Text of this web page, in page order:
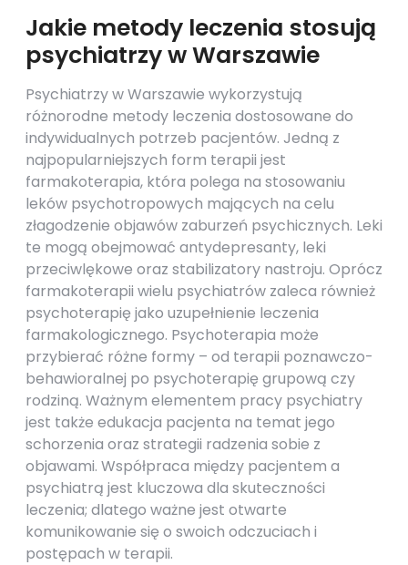
Jakie metody leczenia stosują
psychiatrzy w Warszawie
Psychiatrzy w Warszawie wykorzystują
różnorodne metody leczenia dostosowane do
indywidualnych potrzeb pacjentów. Jedną z
najpopularniejszych form terapii jest
farmakoterapia, która polega na stosowaniu
leków psychotropowych mających na celu
złagodzenie objawów zaburzeń psychicznych. Leki
te mogą obejmować antydepresanty, leki
przeciwlękowe oraz stabilizatory nastroju. Oprócz
farmakoterapii wielu psychiatrów zaleca również
psychoterapię jako uzupełnienie leczenia
farmakologicznego. Psychoterapia może
przybierać różne formy – od terapii poznawczo-
behawioralnej po psychoterapię grupową czy
rodziną. Ważnym elementem pracy psychiatry
jest także edukacja pacjenta na temat jego
schorzenia oraz strategii radzenia sobie z
objawami. Współpraca między pacjentem a
psychiatrą jest kluczowa dla skuteczności
leczenia; dlatego ważne jest otwarte
komunikowanie się o swoich odczuciach i
postępach w terapii.